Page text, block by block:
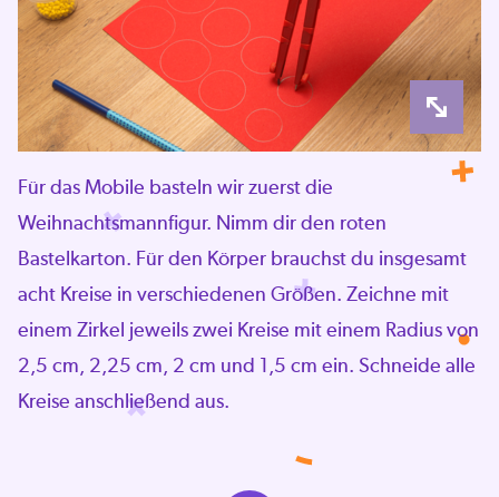
Für das Mobile basteln wir zuerst die
Weihnachtsmannfigur. Nimm dir den roten
Bastelkarton. Für den Körper brauchst du insgesamt
acht Kreise in verschiedenen Größen. Zeichne mit
einem Zirkel jeweils zwei Kreise mit einem Radius von
2,5 cm, 2,25 cm, 2 cm und 1,5 cm ein. Schneide alle
Kreise anschließend aus.